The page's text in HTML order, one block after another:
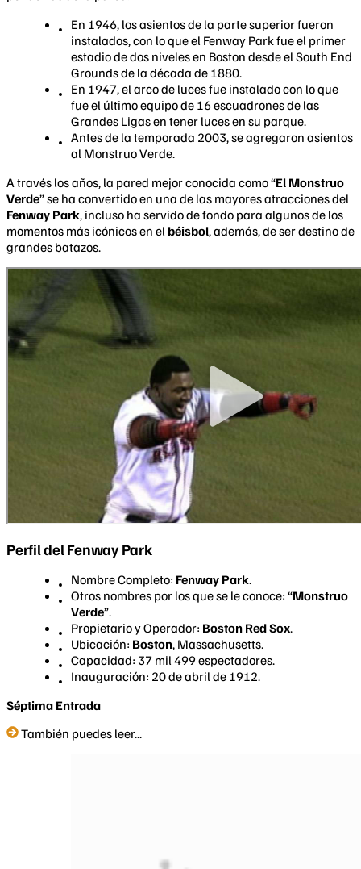
En 1946, los asientos de la parte superior fueron
instalados, con lo que el Fenway Park fue el primer
estadio de dos niveles en Boston desde el South End
Grounds de la década de 1880.
En 1947, el arco de luces fue instalado con lo que
fue el último equipo de 16 escuadrones de las
Grandes Ligas en tener luces en su parque.
Antes de la temporada 2003, se agregaron asientos
al Monstruo Verde.
A través los años, la pared mejor conocida como “El Monstruo
Verde” se ha convertido en una de las mayores atracciones del
Fenway Park, incluso ha servido de fondo para algunos de los
momentos más icónicos en el béisbol, además, de ser destino de
grandes batazos.
Perfil del Fenway Park
Nombre Completo: Fenway Park.
Otros nombres por los que se le conoce: “Monstruo
Verde”.
Propietario y Operador: Boston Red Sox.
Ubicación: Boston, Massachusetts.
Capacidad: 37 mil 499 espectadores.
Inauguración: 20 de abril de 1912.
Séptima Entrada
También puedes leer...